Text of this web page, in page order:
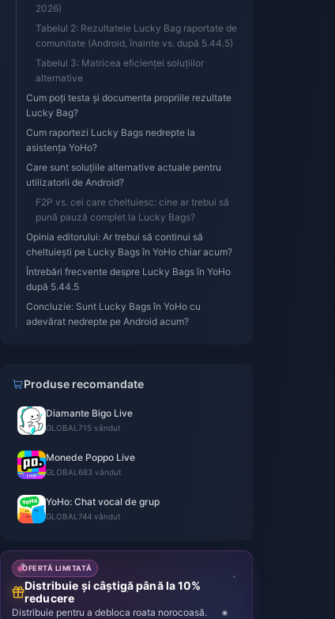
2026)
Tabelul 2: Rezultatele Lucky Bag raportate de
comunitate (Android, înainte vs. după 5.44.5)
Tabelul 3: Matricea eficienței soluțiilor
alternative
Cum poți testa și documenta propriile rezultate
Lucky Bag?
Cum raportezi Lucky Bags nedrepte la
asistența YoHo?
Care sunt soluțiile alternative actuale pentru
utilizatorii de Android?
F2P vs. cei care cheltuiesc: cine ar trebui să
pună pauză complet la Lucky Bags?
Opinia editorului: Ar trebui să continui să
cheltuiești pe Lucky Bags în YoHo chiar acum?
Întrebări frecvente despre Lucky Bags în YoHo
după 5.44.5
Concluzie: Sunt Lucky Bags în YoHo cu
adevărat nedrepte pe Android acum?
Produse recomandate
Diamante Bigo Live
GLOBAL 715 vândut
Monede Poppo Live
GLOBAL 683 vândut
YoHo: Chat vocal de grup
GLOBAL 744 vândut
OFERTĂ LIMITATĂ
Distribuie și câștigă până la 10%
reducere
Distribuie pentru a debloca roata norocoasă.